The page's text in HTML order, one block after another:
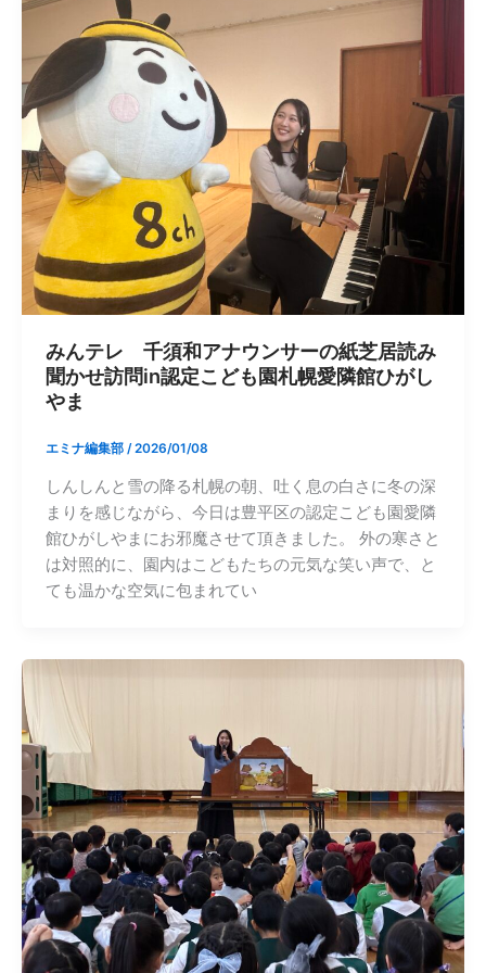
みんテレ 千須和アナウンサーの紙芝居読み
聞かせ訪問in認定こども園札幌愛隣館ひがし
やま
エミナ編集部 /2026/01/08
しんしんと雪の降る札幌の朝、吐く息の白さに冬の深
まりを感じながら、今日は豊平区の認定こども園愛隣
館ひがしやまにお邪魔させて頂きました。 外の寒さと
は対照的に、園内はこどもたちの元気な笑い声で、と
ても温かな空気に包まれてい